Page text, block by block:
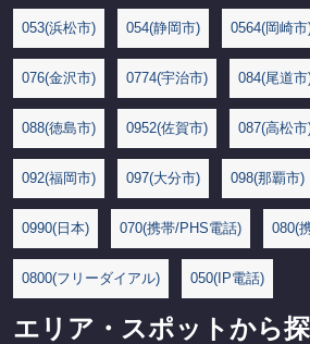
053(浜松市) 054(静岡市) 0564(岡崎市
076(金沢市) 0774(宇治市) 084(尾道市
088(徳島市) 0952(佐賀市) 087(高松市
092(福岡市) 097(大分市) 098(那覇市)
0990(日本) 070(携帯/PHS電話) 080(
0800(フリーダイアル) 050(IP電話)
エリア・スポットから